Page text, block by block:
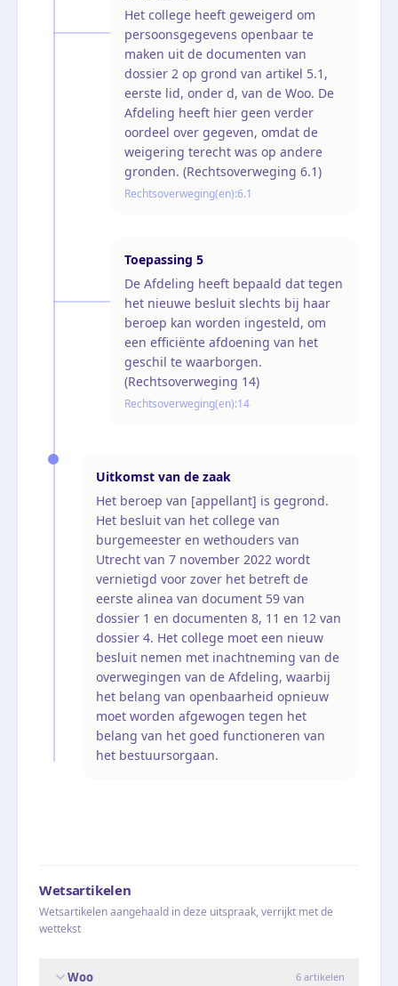
Het college heeft geweigerd om
persoonsgegevens openbaar te
maken uit de documenten van
dossier 2 op grond van artikel 5.1,
eerste lid, onder d, van de Woo. De
Afdeling heeft hier geen verder
oordeel over gegeven, omdat de
weigering terecht was op andere
gronden. (Rechtsoverweging 6.1)
Rechtsoverweging(en):6.1
Toepassing 5
De Afdeling heeft bepaald dat tegen
het nieuwe besluit slechts bij haar
beroep kan worden ingesteld, om
een efficiënte afdoening van het
geschil te waarborgen.
(Rechtsoverweging 14)
Rechtsoverweging(en):14
Uitkomst van de zaak
Het beroep van [appellant] is gegrond.
Het besluit van het college van
burgemeester en wethouders van
Utrecht van 7 november 2022 wordt
vernietigd voor zover het betreft de
eerste alinea van document 59 van
dossier 1 en documenten 8, 11 en 12 van
dossier 4. Het college moet een nieuw
besluit nemen met inachtneming van de
overwegingen van de Afdeling, waarbij
het belang van openbaarheid opnieuw
moet worden afgewogen tegen het
belang van het goed functioneren van
het bestuursorgaan.
Wetsartikelen
Wetsartikelen aangehaald in deze uitspraak, verrijkt met de
wettekst
Woo 6 artikelen